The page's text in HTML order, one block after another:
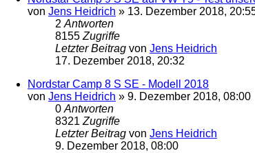
von Jens Heidrich » 13. Dezember 2018,
2 Antworten
8155 Zugriffe
Letzter Beitrag von Jens Heidrich
17. Dezember 2018, 20:32
Nordstar Camp 8 S SE - Modell 2018
von Jens Heidrich » 9. Dezember 2018, 08:00
0 Antworten
8321 Zugriffe
Letzter Beitrag von Jens Heidrich
9. Dezember 2018, 08:00